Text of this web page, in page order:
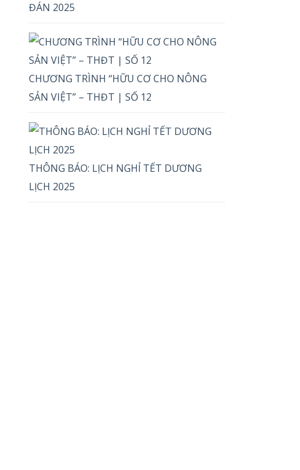
ĐÁN 2025
CHƯƠNG TRÌNH “HỮU CƠ CHO NÔNG
SẢN VIỆT” – THĐT | SỐ 12
THÔNG BÁO: LỊCH NGHỈ TẾT DƯƠNG
LỊCH 2025